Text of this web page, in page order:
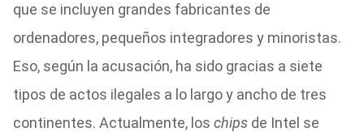
que se incluyen grandes fabricantes de
ordenadores, pequeños integradores y minoristas.
Eso, según la acusación, ha sido gracias a siete
tipos de actos ilegales a lo largo y ancho de tres
continentes. Actualmente, los chipsde Intel se